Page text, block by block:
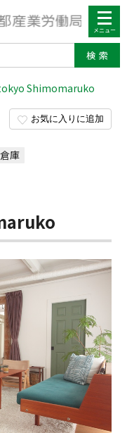
Shimomaruko
お気に入りに追加
庫